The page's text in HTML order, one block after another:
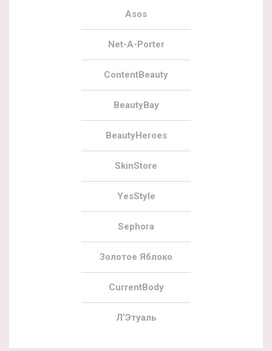
Asos
Net-A-Porter
ContentBeauty
BeautyBay
BeautyHeroes
SkinStore
YesStyle
Sephora
Золотое Яблоко
CurrentBody
Л’Этуаль